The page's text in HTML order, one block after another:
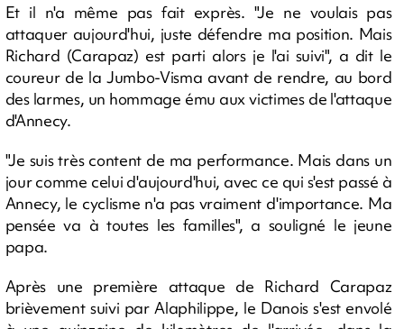
Et il n'a même pas fait exprès. "Je ne voulais pas
attaquer aujourd'hui, juste défendre ma position. Mais
Richard (Carapaz) est parti alors je l'ai suivi", a dit le
coureur de la Jumbo-Visma avant de rendre, au bord
des larmes, un hommage ému aux victimes de l'attaque
d'Annecy.
"Je suis très content de ma performance. Mais dans un
jour comme celui d'aujourd'hui, avec ce qui s'est passé à
Annecy, le cyclisme n'a pas vraiment d'importance. Ma
pensée va à toutes les familles", a souligné le jeune
papa.
Après une première attaque de Richard Carapaz
brièvement suivi par Alaphilippe, le Danois s'est envolé